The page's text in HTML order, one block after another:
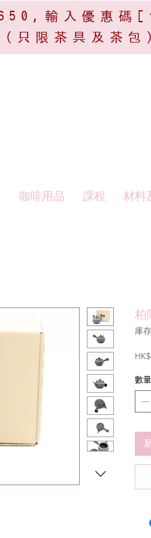
輸入優惠碼[
(只限茶具及茶包
咖啡用品 課程 材料
柏
庫
數量